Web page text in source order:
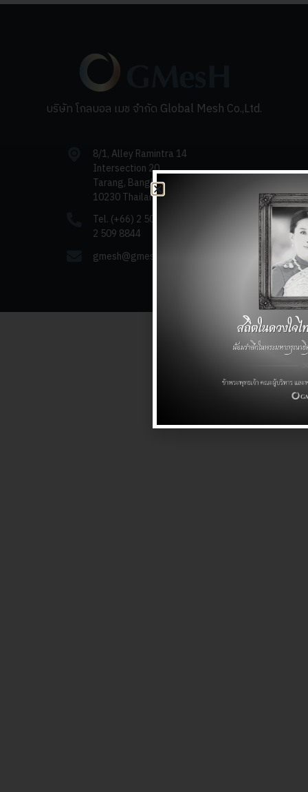
บริษัท โกลบอล เมช จำกัด Global Mesh Co.,Ltd.
Tarang, Bangkhen, Bangkok
10230 Thailand
Tel. (+66) 2 509 9988 | Fax. (+66)
2 509 8844
gmesh@gmesh.com